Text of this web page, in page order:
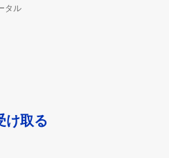
タル
け取る